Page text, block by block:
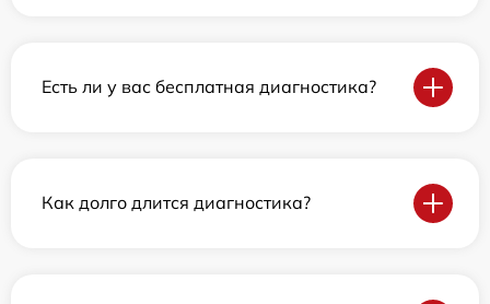
Есть ли у вас бесплатная диагностика?
Как долго длится диагностика?